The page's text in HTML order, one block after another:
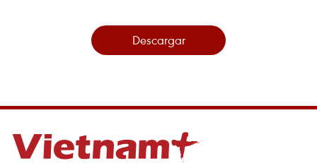
Descargar